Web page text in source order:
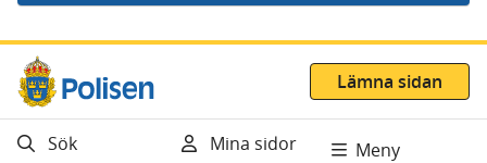
Gå direkt till innehåll
Lämna sidan
Sök Mina sidor Meny